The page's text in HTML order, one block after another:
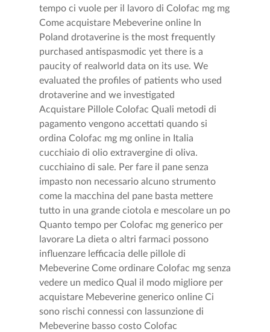
tempo ci vuole per il lavoro di Colofac mg mg
Come acquistare Mebeverine online In
Poland drotaverine is the most frequently
purchased antispasmodic yet there is a
paucity of realworld data on its use. We
evaluated the profiles of patients who used
drotaverine and we investigated
Acquistare Pillole Colofac Quali metodi di
pagamento vengono accettati quando si
ordina Colofac mg mg online in Italia
cucchiaio di olio extravergine di oliva.
cucchiaino di sale. Per fare il pane senza
impasto non necessario alcuno strumento
come la macchina del pane basta mettere
tutto in una grande ciotola e mescolare un po
Quanto tempo per Colofac mg generico per
lavorare La dieta o altri farmaci possono
influenzare lefficacia delle pillole di
Mebeverine Come ordinare Colofac mg senza
vedere un medico Qual il modo migliore per
acquistare Mebeverine generico online Ci
sono rischi connessi con lassunzione di
Mebeverine basso costo Colofac